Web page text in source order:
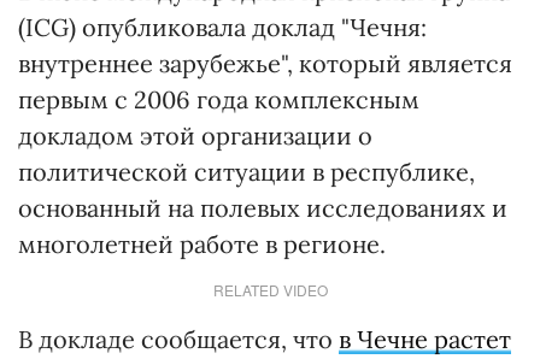
(ICG) опубликовала доклад "Чечня:
внутреннее зарубежье", который является
первым с 2006 года комплексным
докладом этой организации о
политической ситуации в республике,
основанный на полевых исследованиях и
многолетней работе в регионе.
RELATED VIDEO
В докладе сообщается, что в Чечне растет